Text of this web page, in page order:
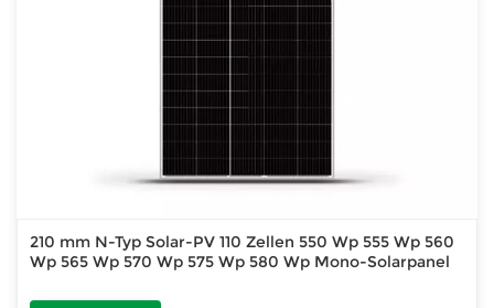
210 mm N-Typ Solar-PV 110 Zellen 550 Wp 555 Wp 560
Wp 565 Wp 570 Wp 575 Wp 580 Wp Mono-Solarpanel